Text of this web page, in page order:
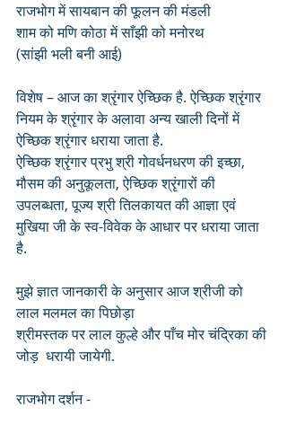
राजभोग में सायबान की फूलन की मंडली
शाम को मणि कोठा में साँझी को मनोरथ
(सांझी भली बनी आई)
विशेष – आज का श्रृंगार ऐच्छिक है. ऐच्छिक श्रृंगार
नियम के श्रृंगार के अलावा अन्य खाली दिनों में
ऐच्छिक श्रृंगार धराया जाता है.
ऐच्छिक श्रृंगार प्रभु श्री गोवर्धनधरण की इच्छा,
मौसम की अनुकूलता, ऐच्छिक श्रृंगारों की
उपलब्धता, पूज्य श्री तिलकायत की आज्ञा एवं
मुखिया जी के स्व-विवेक के आधार पर धराया जाता
है.
मुझे ज्ञात जानकारी के अनुसार आज श्रीजी को
लाल मलमल का पिछोड़ा
श्रीमस्तक पर लाल कुल्हे और पाँच मोर चंद्रिका की
जोड़  धरायी जायेगी.
राजभोग दर्शन -